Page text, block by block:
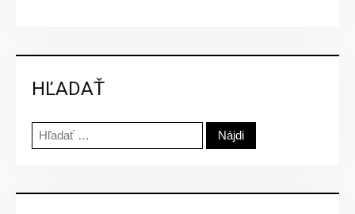
HĽADAŤ
Hľadať: